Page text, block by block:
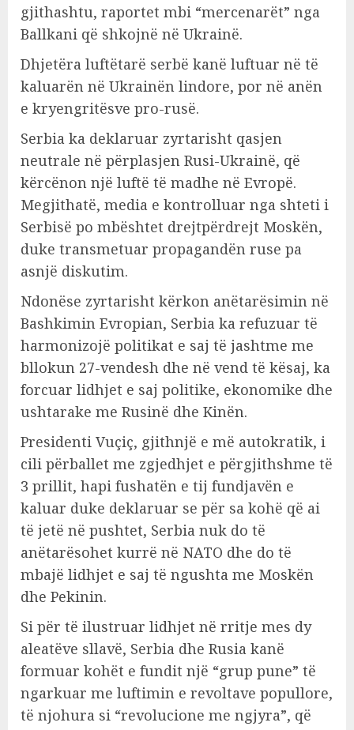
gjithashtu, raportet mbi “mercenarët” nga
Ballkani që shkojnë në Ukrainë.
Dhjetëra luftëtarë serbë kanë luftuar në të
kaluarën në Ukrainën lindore, por në anën
e kryengritësve pro-rusë.
Serbia ka deklaruar zyrtarisht qasjen
neutrale në përplasjen Rusi-Ukrainë, që
kërcënon një luftë të madhe në Evropë.
Megjithatë, media e kontrolluar nga shteti i
Serbisë po mbështet drejtpërdrejt Moskën,
duke transmetuar propagandën ruse pa
asnjë diskutim.
Ndonëse zyrtarisht kërkon anëtarësimin në
Bashkimin Evropian, Serbia ka refuzuar të
harmonizojë politikat e saj të jashtme me
bllokun 27-vendesh dhe në vend të kësaj, ka
forcuar lidhjet e saj politike, ekonomike dhe
ushtarake me Rusinë dhe Kinën.
Presidenti Vuçiç, gjithnjë e më autokratik, i
cili përballet me zgjedhjet e përgjithshme të
3 prillit, hapi fushatën e tij fundjavën e
kaluar duke deklaruar se për sa kohë që ai
të jetë në pushtet, Serbia nuk do të
anëtarësohet kurrë në NATO dhe do të
mbajë lidhjet e saj të ngushta me Moskën
dhe Pekinin.
Si për të ilustruar lidhjet në rritje mes dy
aleatëve sllavë, Serbia dhe Rusia kanë
formuar kohët e fundit një “grup pune” të
ngarkuar me luftimin e revoltave popullore,
të njohura si “revolucione me ngjyra”, që